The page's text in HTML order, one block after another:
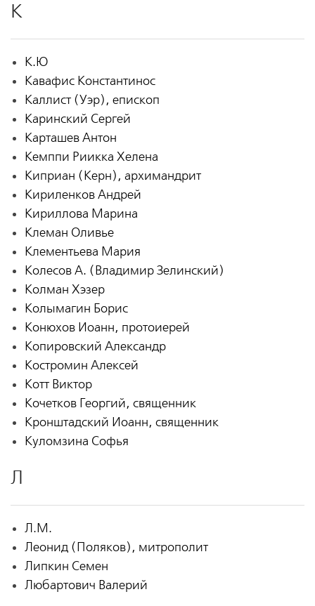
К
К.Ю
Кавафис Константинос
Каллист (Уэр), епископ
Каринский Сергей
Карташев Антон
Кемппи Риикка Хелена
Киприан (Керн), архимандрит
Кириленков Андрей
Кириллова Марина
Клеман Оливье
Клементьева Мария
Колесов А. (Владимир Зелинский)
Колман Хэзер
Колымагин Борис
Конюхов Иоанн, протоиерей
Копировский Александр
Костромин Алексей
Котт Виктор
Кочетков Георгий, священник
Кронштадский Иоанн, священник
Куломзина Софья
Л
Л.М.
Леонид (Поляков), митрополит
Липкин Семен
Любартович Валерий